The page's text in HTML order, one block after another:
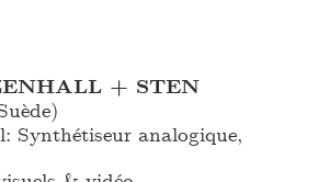
+ STEN
Synthétiseur analogique,